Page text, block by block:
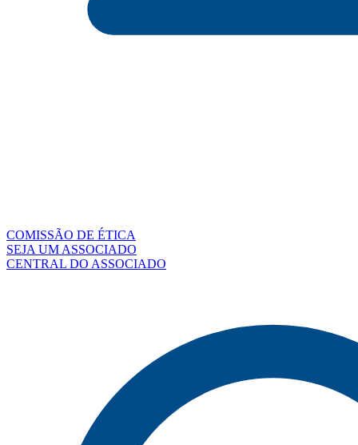
COMISSÃO DE ÉTICA
SEJA UM ASSOCIADO
CENTRAL DO ASSOCIADO